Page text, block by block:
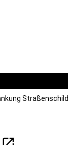
Straßenschild